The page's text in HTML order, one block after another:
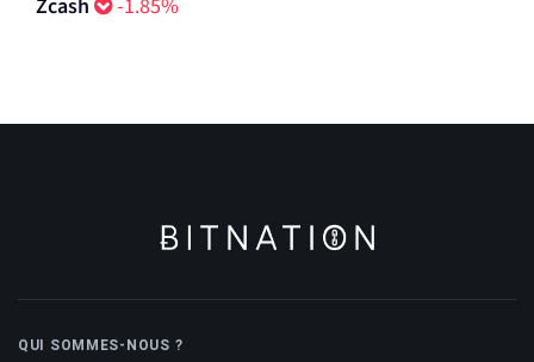
Zcash -1.85%
QUI SOMMES-NOUS ?